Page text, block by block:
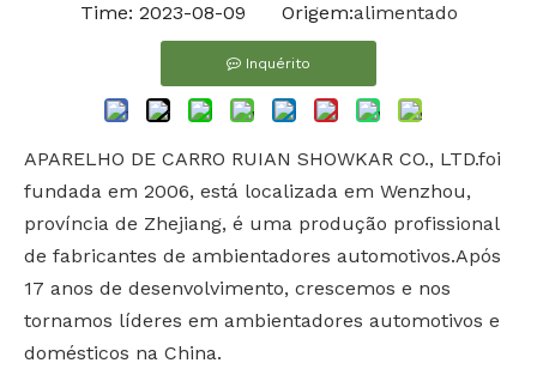
Time: 2023-08-09 Origem:alimentado
Inquérito
APARELHO DE CARRO RUIAN SHOWKAR CO., LTD.foi
fundada em 2006, está localizada em Wenzhou,
província de Zhejiang, é uma produção profissional
de fabricantes de ambientadores automotivos.Após
17 anos de desenvolvimento, crescemos e nos
tornamos líderes em ambientadores automotivos e
domésticos na China.